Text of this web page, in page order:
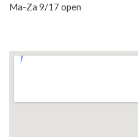
Ma-Za 9/17 open